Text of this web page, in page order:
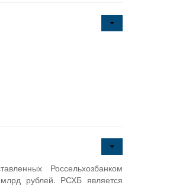
Россельхозбанком
рублей. РСХБ является